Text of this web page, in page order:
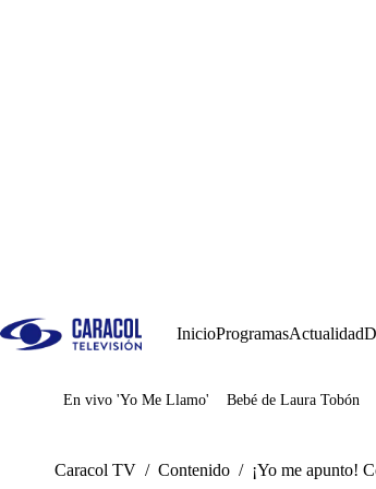
InicioProgramasActualidad
Juegos
En vivo 'Yo Me Llamo' Bebé de Laura Tobón
Caracol TV / Contenido / ¡Yo me apunto!